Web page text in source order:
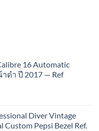
16 Automatic
ดำ ปี 2017 — Ref
Diver Vintage
Pepsi Bezel Ref.